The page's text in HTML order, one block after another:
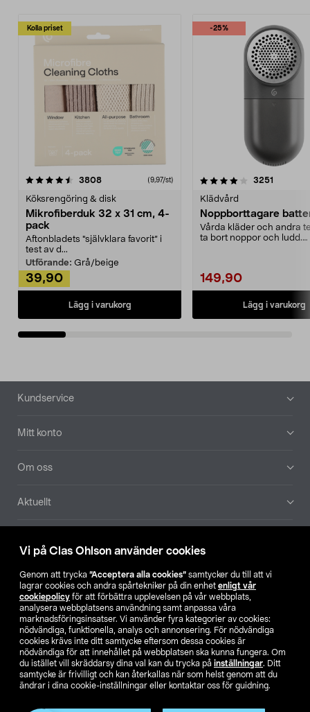
Vi på Clas Ohlson använder cookies
Genom att trycka ”Acceptera alla cookies” samtycker du till att vi
lagrar cookies och andra spårtekniker på din enhet enligt vår
cookiepolicy för att förbättra upplevelsen på vår webbplats,
analysera webbplatsens användning samt anpassa våra
marknadsföringsinsatser. Vi använder fyra kategorier av cookies:
nödvändiga, funktionella, analys och annonsering. För nödvändiga
cookies krävs inte ditt samtycke eftersom dessa cookies är
nödvändiga för att innehållet på webbplatsen ska kunna fungera. Om
du istället vill skräddarsy dina val kan du trycka på inställningar. Ditt
samtycke är frivilligt och kan återkallas när som helst genom att du
ändrar i dina cookie-inställningar eller kontaktar oss för guidning.
Kolla priset
3808recensioner (9,97/st)
Köksrengöring & disk
Mikrofiberduk 32 x 31 cm, 4-
pack
Aftonbladets "självklara favorit” i
test av d...
Utförande: Grå/beige
39,90
Lägg i varukorg
-25%
4.0av 5 stjärnor 3251
Klädvård
Noppborttagare
Vårda kläder och andra
ta bort noppor och ludd.
149,90
Lägg i varukorg
4.5av 5 stjärnor
Sidfot
Kundservice
Mitt konto
Om oss
Aktuellt
Hitta butik
SE NO FI